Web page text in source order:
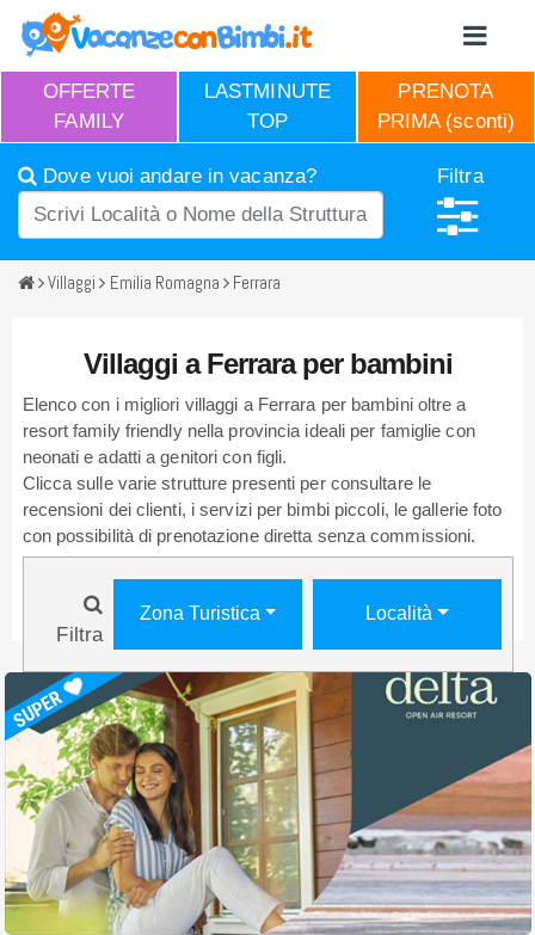
OFFERTE
FAMILY
LASTMINUTE
TOP
PRENOTA
PRIMA (sconti)
Dove vuoi andare in vacanza? Filtra
Villaggi Emilia Romagna Ferrara
Villaggi a Ferrara per bambini
Elenco con i migliori villaggi a Ferrara per bambini oltre a
resort family friendly nella provincia ideali per famiglie con
neonati e adatti a genitori con figli.
Clicca sulle varie strutture presenti per consultare le
recensioni dei clienti, i servizi per bimbi piccoli, le gallerie foto
con possibilità di prenotazione diretta senza commissioni.
Filtra
Zona Turistica Località